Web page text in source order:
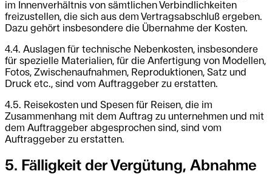
im Innenverhältnis von sämtlichen Verbindlichkeiten
freizustellen, die sich aus dem Vertragsabschluß ergeben.
Dazu gehört insbesondere die Übernahme der Kosten.
4.4. Auslagen für technische Nebenkosten, insbesondere
für spezielle Materialien, für die Anfertigung von Modellen,
Fotos, Zwischenaufnahmen, Reproduktionen, Satz und
Druck etc., sind vom Auftraggeber zu erstatten.
4.5. Reisekosten und Spesen für Reisen, die im
Zusammenhang mit dem Auftrag zu unternehmen und mit
dem Auftraggeber abgesprochen sind, sind vom
Auftraggeber zu erstatten.
5. Fälligkeit der Vergütung, Abnahme